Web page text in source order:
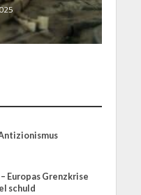
Europas Grenzkrise
schuld